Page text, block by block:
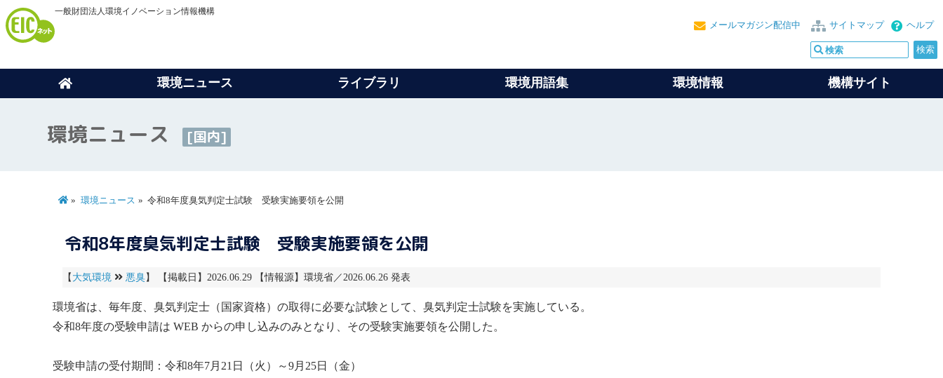
一般財団法人環境イノベーション情報機構
ヘルプ
サイトマップ
メールマガジン配信中
環境ニュース ライブラリ 環境用語集 環境情報 機構サイト
環境ニュース [国内]
環境ニュース 令和8年度臭気判定士試験 受験実施要領を公開
令和8年度臭気判定士試験 受験実施要領を公開
【 大気環境 悪臭】 【掲載日】2026.06.29 【情報源】環境省／2026.06.26 発表
環境省は、毎年度、臭気判定士 （国家資格）の取得に必要な試験として、臭気判定士試験を実施している。
令和8年度の受験申請は WEB からの申し込みのみとなり、その受験実施要領を公開した。
受験申請の受付期間：令和8年7月21日（火）～9月25日（金）